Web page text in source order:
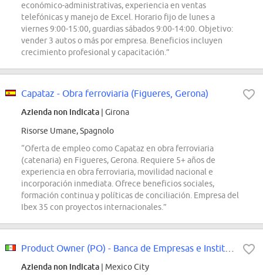
económico-administrativas, experiencia en ventas
telefónicas y manejo de Excel. Horario fijo de lunes a
viernes 9:00-15:00, guardias sábados 9:00-14:00. Objetivo:
vender 3 autos o más por empresa. Beneficios incluyen
crecimiento profesional y capacitación.”
Capataz - Obra ferroviaria (Figueres, Gerona)
Azienda non indicata | Girona
Risorse Umane, Spagnolo
“Oferta de empleo como Capataz en obra ferroviaria
(catenaria) en Figueres, Gerona. Requiere 5+ años de
experiencia en obra ferroviaria, movilidad nacional e
incorporación inmediata. Ofrece beneficios sociales,
formación continua y políticas de conciliación. Empresa del
Ibex 35 con proyectos internacionales.”
Azienda non indicata | Mexico City